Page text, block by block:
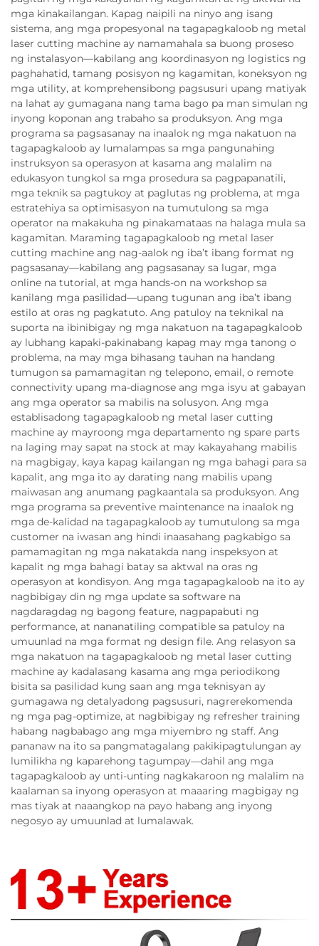
mga kinakailangan. Kapag naipili na ninyo ang isang
sistema, ang mga propesyonal na tagapagkaloob ng metal
laser cutting machine ay namamahala sa buong proseso
ng instalasyon—kabilang ang koordinasyon ng logistics ng
paghahatid, tamang posisyon ng kagamitan, koneksyon ng
mga utility, at komprehensibong pagsusuri upang matiyak
na lahat ay gumagana nang tama bago pa man simulan ng
inyong koponan ang trabaho sa produksyon. Ang mga
programa sa pagsasanay na inaalok ng mga nakatuon na
tagapagkaloob ay lumalampas sa mga pangunahing
instruksyon sa operasyon at kasama ang malalim na
edukasyon tungkol sa mga prosedura sa pagpapanatili,
mga teknik sa pagtukoy at paglutas ng problema, at mga
estratehiya sa optimisasyon na tumutulong sa mga
operator na makakuha ng pinakamataas na halaga mula sa
kagamitan. Maraming tagapagkaloob ng metal laser
cutting machine ang nag-aalok ng iba’t ibang format ng
pagsasanay—kabilang ang pagsasanay sa lugar, mga
online na tutorial, at mga hands-on na workshop sa
kanilang mga pasilidad—upang tugunan ang iba’t ibang
estilo at oras ng pagkatuto. Ang patuloy na teknikal na
suporta na ibinibigay ng mga nakatuon na tagapagkaloob
ay lubhang kapaki-pakinabang kapag may mga tanong o
problema, na may mga bihasang tauhan na handang
tumugon sa pamamagitan ng telepono, email, o remote
connectivity upang ma-diagnose ang mga isyu at gabayan
ang mga operator sa mabilis na solusyon. Ang mga
establisadong tagapagkaloob ng metal laser cutting
machine ay mayroong mga departamento ng spare parts
na laging may sapat na stock at may kakayahang mabilis
na magbigay, kaya kapag kailangan ng mga bahagi para sa
kapalit, ang mga ito ay darating nang mabilis upang
maiwasan ang anumang pagkaantala sa produksyon. Ang
mga programa sa preventive maintenance na inaalok ng
mga de-kalidad na tagapagkaloob ay tumutulong sa mga
customer na iwasan ang hindi inaasahang pagkabigo sa
pamamagitan ng mga nakatakda nang inspeksyon at
kapalit ng mga bahagi batay sa aktwal na oras ng
operasyon at kondisyon. Ang mga tagapagkaloob na ito ay
nagbibigay din ng mga update sa software na
nagdaragdag ng bagong feature, nagpapabuti ng
performance, at nananatiling compatible sa patuloy na
umuunlad na mga format ng design file. Ang relasyon sa
mga nakatuon na tagapagkaloob ng metal laser cutting
machine ay kadalasang kasama ang mga periodikong
bisita sa pasilidad kung saan ang mga teknisyan ay
gumagawa ng detalyadong pagsusuri, nagrerekomenda
ng mga pag-optimize, at nagbibigay ng refresher training
habang nagbabago ang mga miyembro ng staff. Ang
pananaw na ito sa pangmatagalang pakikipagtulungan ay
lumilikha ng kaparehong tagumpay—dahil ang mga
tagapagkaloob ay unti-unting nagkakaroon ng malalim na
kaalaman sa inyong operasyon at maaaring magbigay ng
mas tiyak at naaangkop na payo habang ang inyong
negosyo ay umuunlad at lumalawak.